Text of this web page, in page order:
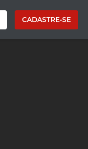
CADASTRE-SE